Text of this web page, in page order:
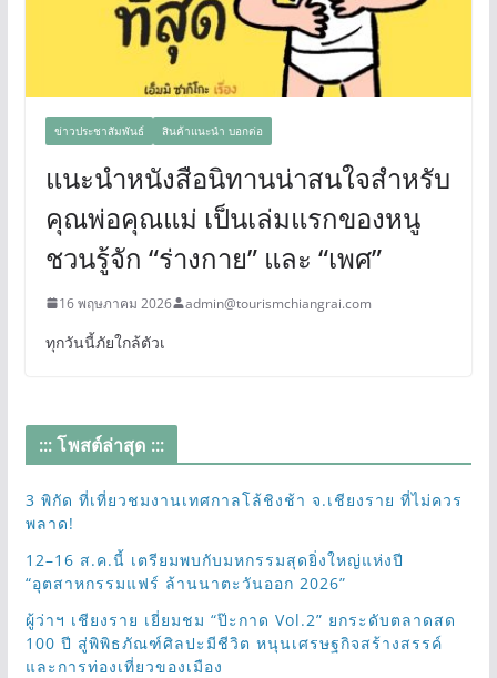
ข่าวประชาสัมพันธ์ สินค้าแนะนำ บอกต่อ
แนะนำหนังสือนิทานน่าสนใจสำหรับ
คุณพ่อคุณแม่ เป็นเล่มแรกของหนู
ชวนรู้จัก “ร่างกาย” และ “เพศ”
16 พฤษภาคม 2026 admin@tourismchiangrai.com
ทุกวันนี้ภัยใกล้ตัวเ
::: โพสต์ล่าสุด :::
3 พิกัด ที่เที่ยวชมงานเทศกาลโล้ชิงช้า จ.เชียงราย ที่ไม่ควร
พลาด!
12–16 ส.ค.นี้ เตรียมพบกับมหกรรมสุดยิ่งใหญ่แห่งปี
“อุตสาหกรรมแฟร์ ล้านนาตะวันออก 2026”
ผู้ว่าฯ เชียงราย เยี่ยมชม “ป๊ะกาด Vol.2” ยกระดับตลาดสด
100 ปี สู่พิพิธภัณฑ์ศิลปะมีชีวิต หนุนเศรษฐกิจสร้างสรรค์
และการท่องเที่ยวของเมือง